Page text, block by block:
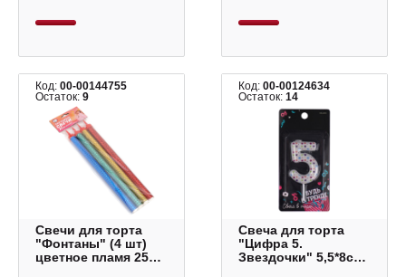
Код: 00-00144755
Остаток: 9
Свечи для торта
"Фонтаны" (4 шт)
цветное пламя 25см
Код:00-00124634
Остаток:14
Свеча для торта
"Цифра 5.
Звездочки" 5,5*8см